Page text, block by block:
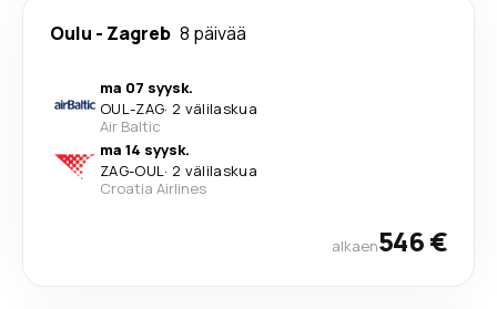
Oulu - Zagreb 8 päivää
ma 07 syysk.
OUL-ZAG· 2 välilaskua
Air Baltic
ma 14 syysk.
ZAG-OUL· 2 välilaskua
Croatia Airlines
alkaen546 €